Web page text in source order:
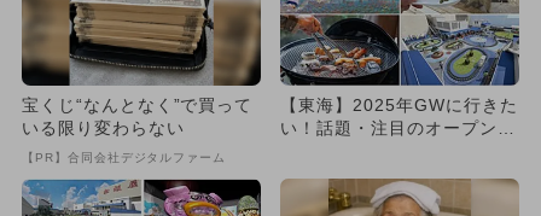
宝くじ“なんとなく”で買って
いる限り変わらない
【PR】合同会社デジタルファーム
【東海】2025年GWに行きた
い！話題・注目のオープン＆